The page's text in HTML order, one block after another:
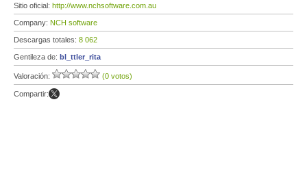
Sitio oficial: http://www.nchsoftware.com.au
Company: NCH software
Descargas totales: 8 062
Gentileza de: bl_ttler_rita
Valoración: (0 votos)
Compartir: